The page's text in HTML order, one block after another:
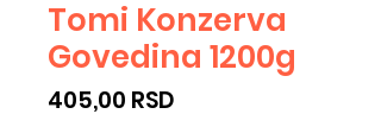
Tomi Konzerva
Govedina 1200g
405,00 RSD